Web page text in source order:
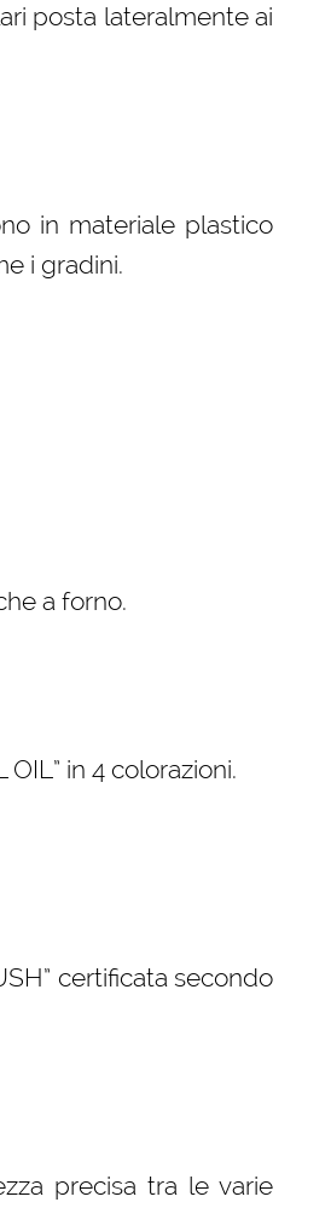
posta lateralmente ai
in materiale plastico
i gradini.
a forno.
in 4 colorazioni.
certificata secondo
precisa tra le varie